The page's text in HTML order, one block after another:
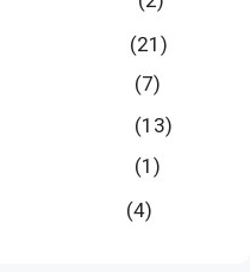
(21)
(7)
(13)
(1)
(4)